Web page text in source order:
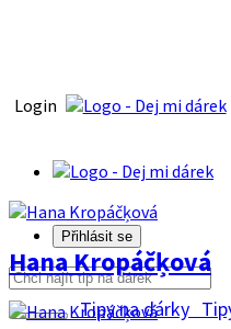
Login
Přihlásit se
Tipy na dárky
Hana Kropáčķová